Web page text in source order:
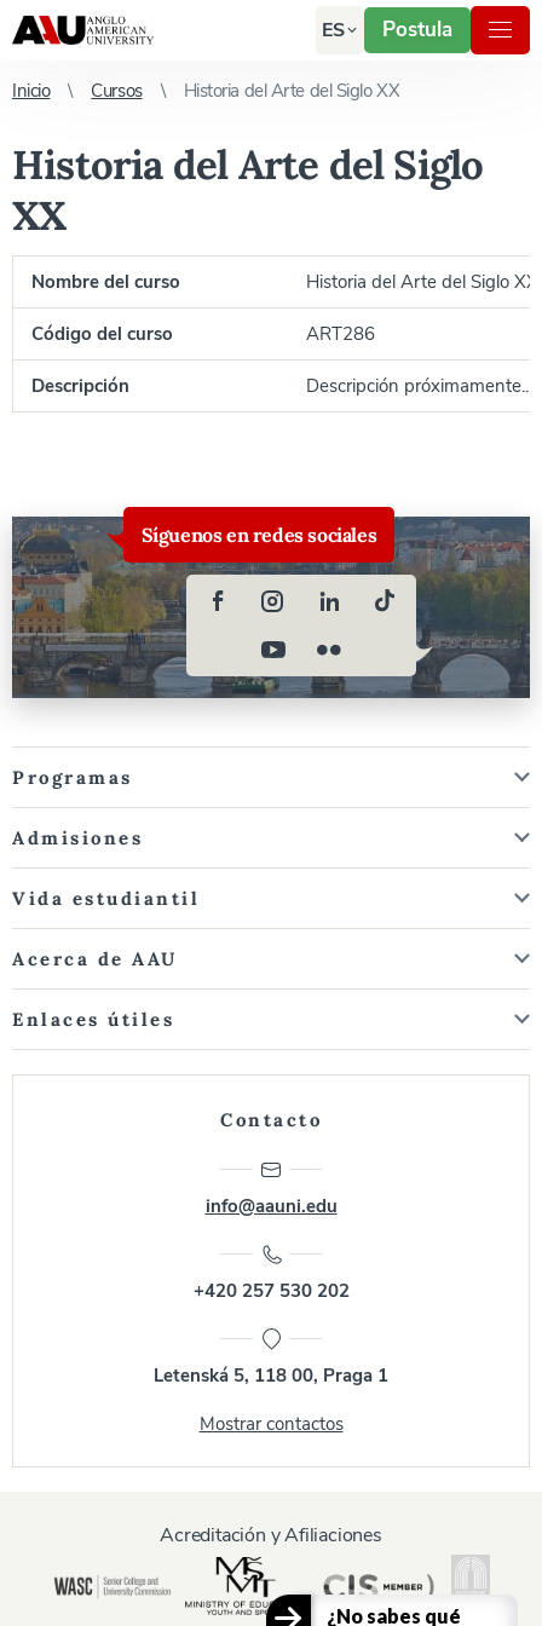
ES Postula
Inicio Cursos Historia del Arte del Siglo XX
Historia del Arte del Siglo
XX
Nombre del curso Historia del Arte del Siglo XX
Código del curso ART286
Descripción Descripción próximamente...
Síguenos en redes sociales
Programas
Admisiones
Vida estudiantil
Acerca de AAU
Enlaces útiles
Contacto
info@aauni.edu
+420 257 530 202
Letenská 5, 118 00, Praga 1
Mostrar contactos
Acreditación y Afiliaciones
¿No sabes qué